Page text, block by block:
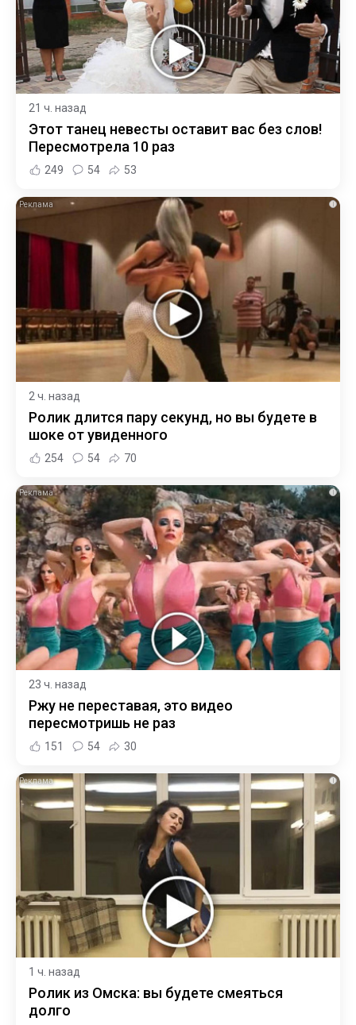
21 ч. назад
Этот танец невесты оставит вас без слов!
Пересмотрела 10 раз
249 54 53
i
2 ч. назад
Ролик длится пару секунд, но вы будете в
шоке от увиденного
254 54 70
i
23 ч. назад
Ржу не переставая, это видео
пересмотришь не раз
151 54 30
i
1 ч. назад
Ролик из Омска: вы будете смеяться
долго